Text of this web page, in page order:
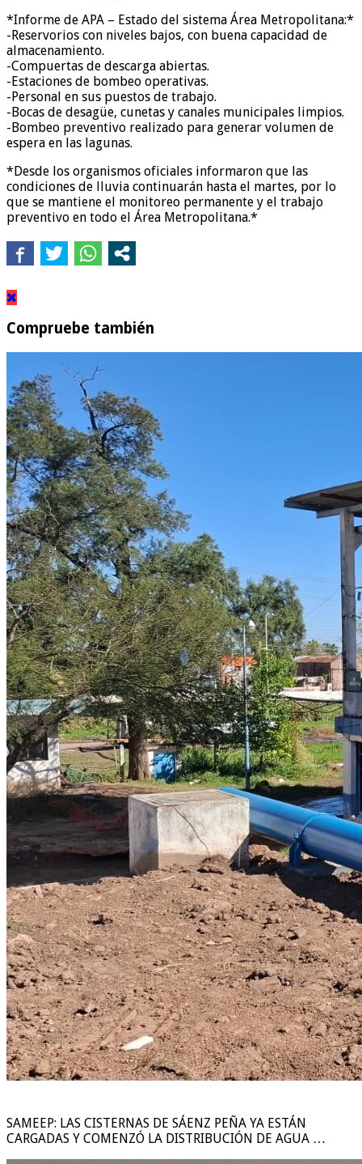
*Informe de APA – Estado del sistema Área Metropolitana:*
-Reservorios con niveles bajos, con buena capacidad de
almacenamiento.
-Compuertas de descarga abiertas.
-Estaciones de bombeo operativas.
-Personal en sus puestos de trabajo.
-Bocas de desagüe, cunetas y canales municipales limpios.
-Bombeo preventivo realizado para generar volumen de
espera en las lagunas.
*Desde los organismos oficiales informaron que las
condiciones de lluvia continuarán hasta el martes, por lo
que se mantiene el monitoreo permanente y el trabajo
preventivo en todo el Área Metropolitana.*
Compruebe también
SAMEEP: LAS CISTERNAS DE SÁENZ PEÑA YA ESTÁN
CARGADAS Y COMENZÓ LA DISTRIBUCIÓN DE AGUA …